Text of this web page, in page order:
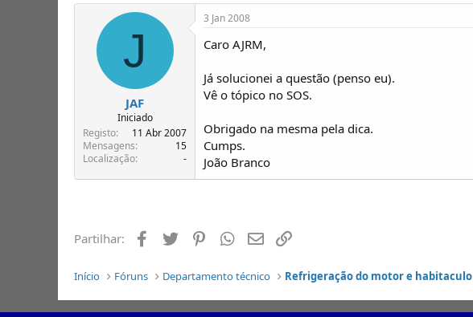
J
JAF
Iniciado
Registo
11 Abr 2007
Mensagens
15
Localização
-
3 Jan 2008
Caro AJRM,
Já solucionei a questão (penso eu).
Vê o tópico no SOS.
Obrigado na mesma pela dica.
Cumps.
João Branco
Partilhar: Facebook
Twitter PinterestWhatsapp
Email
Início Fóruns Departamento técnico Refrigeração do motor e habitaculo